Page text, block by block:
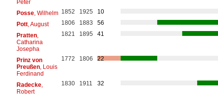
Peter
Posse, Wilhelm 1852 1925
10
Pott, August 1806 1883
56
Pratten,
Catharina
Josepha
1821 1895 41
Prinz von
Preußen, Louis
Ferdinand
1772 1806 22
Radecke,
Robert
1830 1911 32